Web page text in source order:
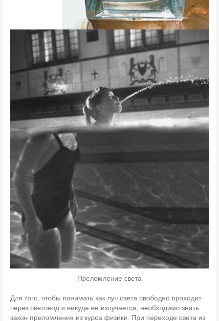
Преломление света
Для того, чтобы понимать как луч света свободно проходит
через световод и никуда не излучается, необходимо знать
закон преломления из курса физики. При переходе света из